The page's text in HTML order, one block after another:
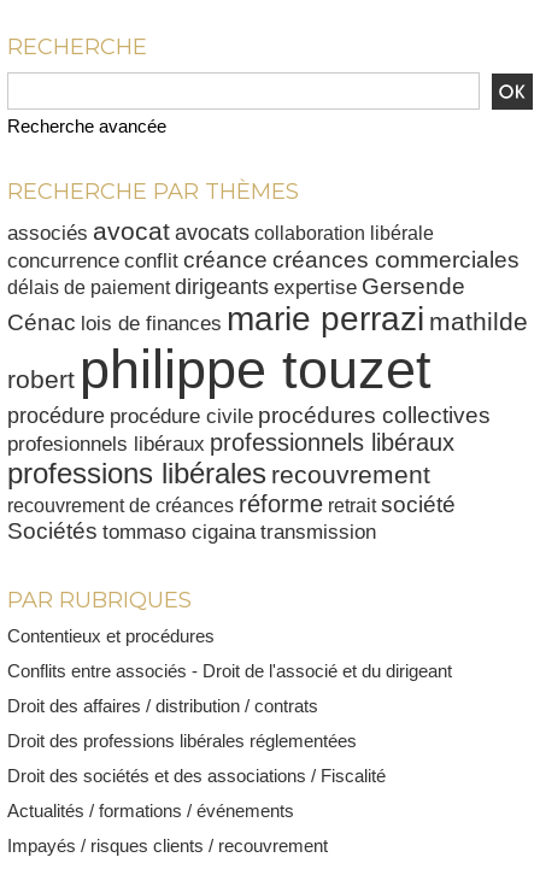
RECHERCHE
Recherche avancée
RECHERCHE PAR THÈMES
associés avocatavocats collaboration libérale
concurrence conflit créance créances commerciales
délais de paiement dirigeants expertise Gersende
Cénac lois de finances marie perrazi mathilde
robert philippe touzet
procédure procédure civile procédures collectives
profesionnels libéraux professionnels libéraux
professions libérales recouvrement
recouvrement de créances réforme retrait société
Sociétés tommaso cigaina transmission
PAR RUBRIQUES
Contentieux et procédures
Conflits entre associés - Droit de l'associé et du dirigeant
Droit des affaires / distribution / contrats
Droit des professions libérales réglementées
Droit des sociétés et des associations / Fiscalité
Actualités / formations / événements
Impayés / risques clients / recouvrement